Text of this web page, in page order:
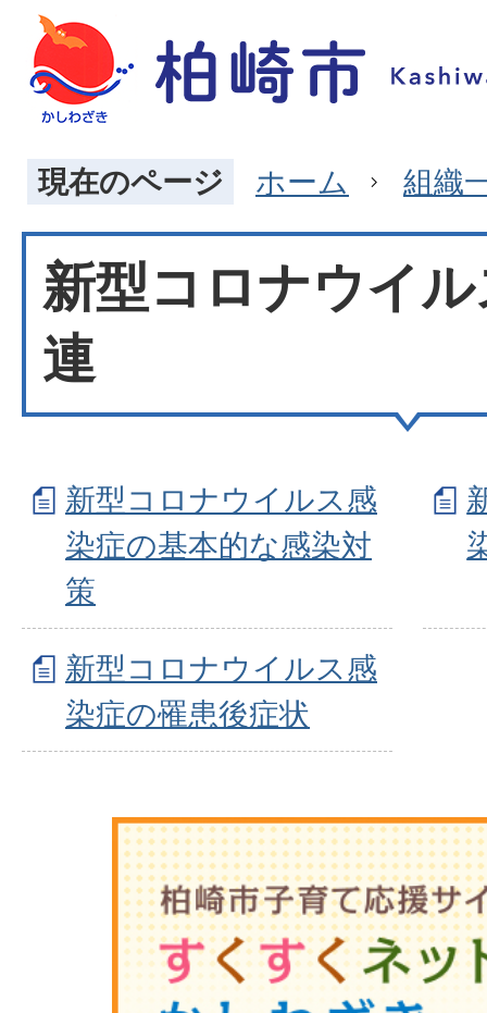
現在のページ ホーム 組織
新型コロナウイ
連
新型コロナウイルス感
染症の基本的な感染対
策
新型コロナウイルス感
染症の罹患後症状